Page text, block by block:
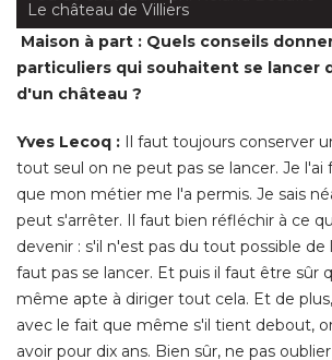
Yves Lecoq : Il faut toujours conserver
tout seul on ne peut pas se lancer. Je l'ai
que mon métier me l'a permis. Je sais
devenir : s'il n'est pas du tout possible de
faut pas se lancer. Et puis il faut être sûr
même apte à diriger tout cela. Et de
avec le fait que même s'il tient debout,
avoir pour dix ans. Bien sûr, ne pas
fait l'objet d'aucune menace, comme la
autoroute à proximité, etc. D'ailleurs, s'il
le faire protéger, de même que son
protection procure également des